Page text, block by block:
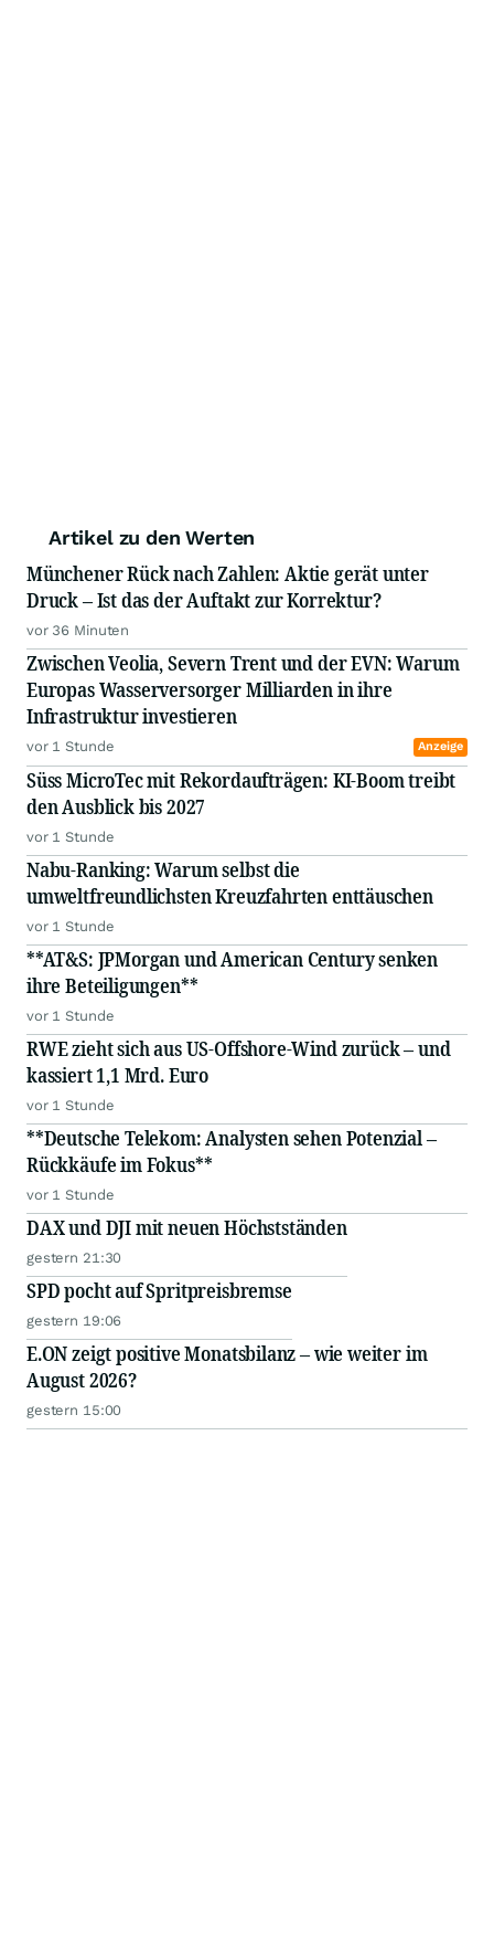
Artikel zu den Werten
Münchener Rück nach Zahlen: Aktie gerät unter
Druck – Ist das der Auftakt zur Korrektur?
vor 36 Minuten
Zwischen Veolia, Severn Trent und der EVN: Warum
Europas Wasserversorger Milliarden in ihre
Infrastruktur investieren
vor 1 Stunde Anzeige
Süss MicroTec mit Rekordaufträgen: KI-Boom treibt
den Ausblick bis 2027
vor 1 Stunde
Nabu-Ranking: Warum selbst die
umweltfreundlichsten Kreuzfahrten enttäuschen
vor 1 Stunde
**AT&S: JPMorgan und American Century senken
ihre Beteiligungen**
vor 1 Stunde
RWE zieht sich aus US-Offshore-Wind zurück – und
kassiert 1,1 Mrd. Euro
vor 1 Stunde
**Deutsche Telekom: Analysten sehen Potenzial –
Rückkäufe im Fokus**
vor 1 Stunde
DAX und DJI mit neuen Höchstständen
gestern 21:30
SPD pocht auf Spritpreisbremse
gestern 19:06
E.ON zeigt positive Monatsbilanz – wie weiter im
August 2026?
gestern 15:00